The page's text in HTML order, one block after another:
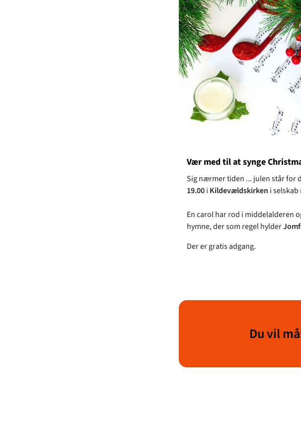
Vær med til at synge
Sig nærmer tiden ... julen står for
19.00i Kildevældskirken i
En carol har rod i middelalderen
hymne, der som regel hylder
Der er gratis adgang.
Du vil